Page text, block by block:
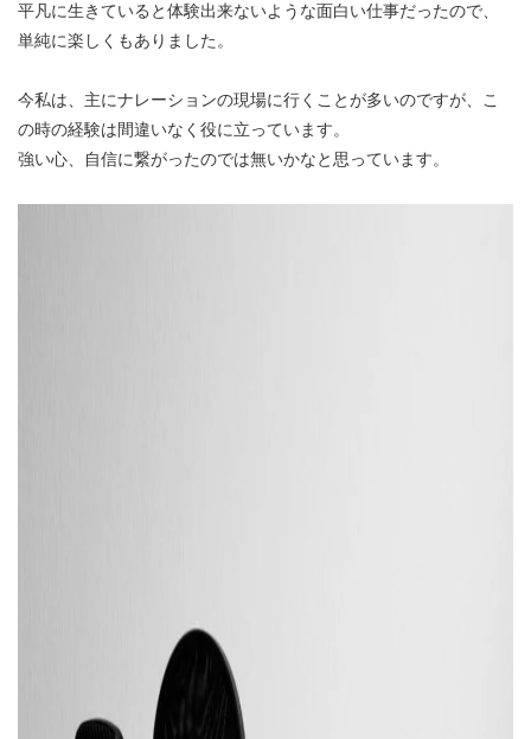
平凡に生きていると体験出来ないような面白い仕事だったので、
単純に楽しくもありました。
今私は、主にナレーションの現場に行くことが多いのですが、こ
の時の経験は間違いなく役に立っています。
強い心、自信に繋がったのでは無いかなと思っています。